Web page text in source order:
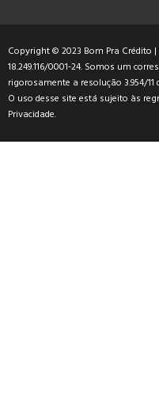
Copyright © 2023 Bom Pra Crédito |
18.249.116/0001-24. Somos um
rigorosamente a resolução 3.954/
O uso desse site está sujeito às
Privacidade.